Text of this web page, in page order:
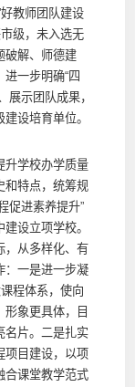
教师团队建设
级，未入选无
破解、师德建
一步明确“四
展示团队成果，
设培育单位。
学校办学质量
和特点，统筹规
促进素养提升”
设立项学校。
，从多样化、有
：一是进一步凝
程体系，使向
形象更具体，目
名片。二是扎实
项目建设，以项
合课堂教学范式